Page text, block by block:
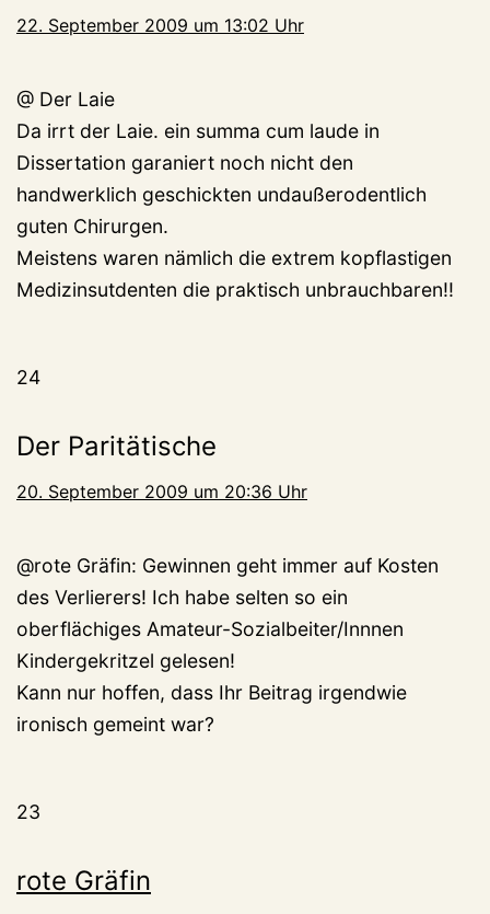
22. September 2009 um 13:02 Uhr
@ Der Laie
Da irrt der Laie. ein summa cum laude in
Dissertation garaniert noch nicht den
handwerklich geschickten undaußerodentlich
guten Chirurgen.
Meistens waren nämlich die extrem kopflastigen
Medizinsutdenten die praktisch unbrauchbaren!!
24
Der Paritätische
20. September 2009 um 20:36 Uhr
@rote Gräfin: Gewinnen geht immer auf Kosten
des Verlierers! Ich habe selten so ein
oberflächiges Amateur-Sozialbeiter/Innnen
Kindergekritzel gelesen!
Kann nur hoffen, dass Ihr Beitrag irgendwie
ironisch gemeint war?
23
rote Gräfin